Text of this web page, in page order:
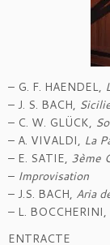
– G. F. HAENDEL,
– J. S. BACH,
– C. W. GLÜCK,
– A. VIVALDI, La
– E. SATIE, 3ème
– Improvisation
– J.S. BACH, Aria
– L. BOCCHERINI,
ENTRACTE